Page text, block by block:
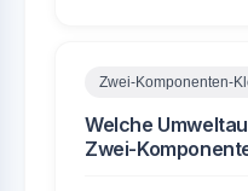
Zwei-Komponenten-
Welche
Zwei-